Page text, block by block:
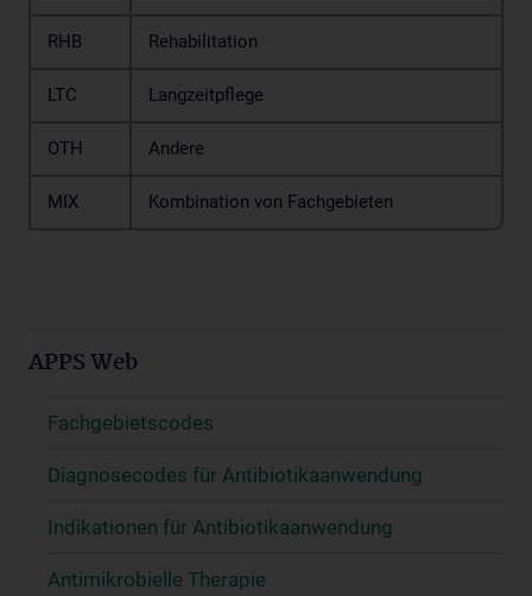
RHB Rehabilitation
LTC Langzeitpflege
OTH Andere
MIX Kombination von Fachgebieten
APPS Web
Fachgebietscodes
Diagnosecodes für Antibiotikaanwendung
Indikationen für Antibiotikaanwendung
Antimikrobielle Therapie